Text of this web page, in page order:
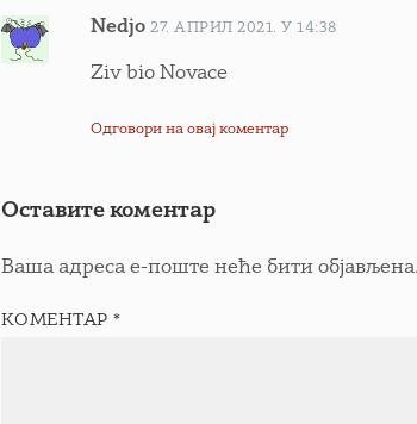
Nedjo 27. АПРИЛ 2021. У 14:38
Ziv bio Novace
Одговори на овај коментар
Оставите коментар
Ваша адреса е-поште неће бити објављена.
КОМЕНТАР *